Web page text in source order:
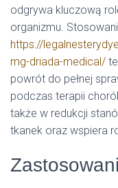
odgrywa kluczową
organizmu.
https://
mg-driada-medical/
powrót do pełnej
podczas terapii
także w redukcji
tkanek oraz wspiera